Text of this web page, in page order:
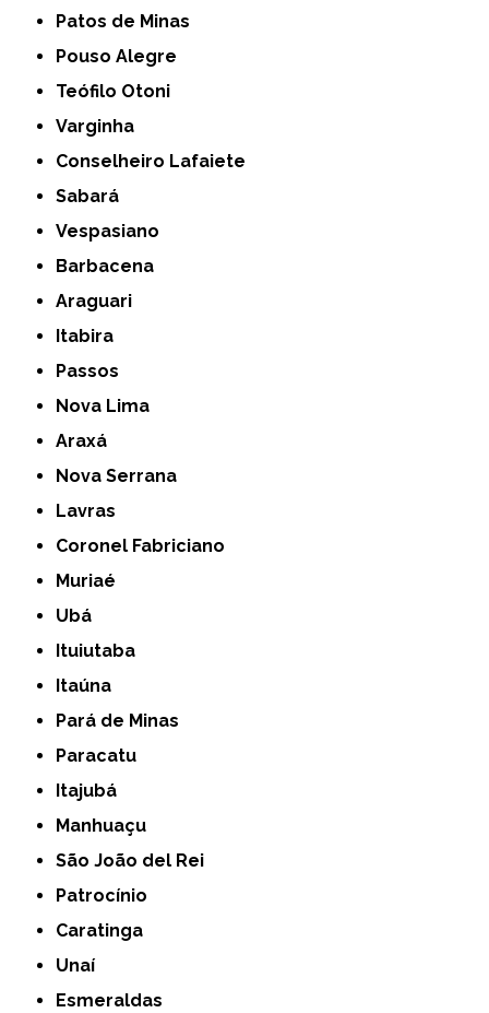
Patos de Minas
Pouso Alegre
Teófilo Otoni
Varginha
Conselheiro Lafaiete
Sabará
Vespasiano
Barbacena
Araguari
Itabira
Passos
Nova Lima
Araxá
Nova Serrana
Lavras
Coronel Fabriciano
Muriaé
Ubá
Ituiutaba
Itaúna
Pará de Minas
Paracatu
Itajubá
Manhuaçu
São João del Rei
Patrocínio
Caratinga
Unaí
Esmeraldas